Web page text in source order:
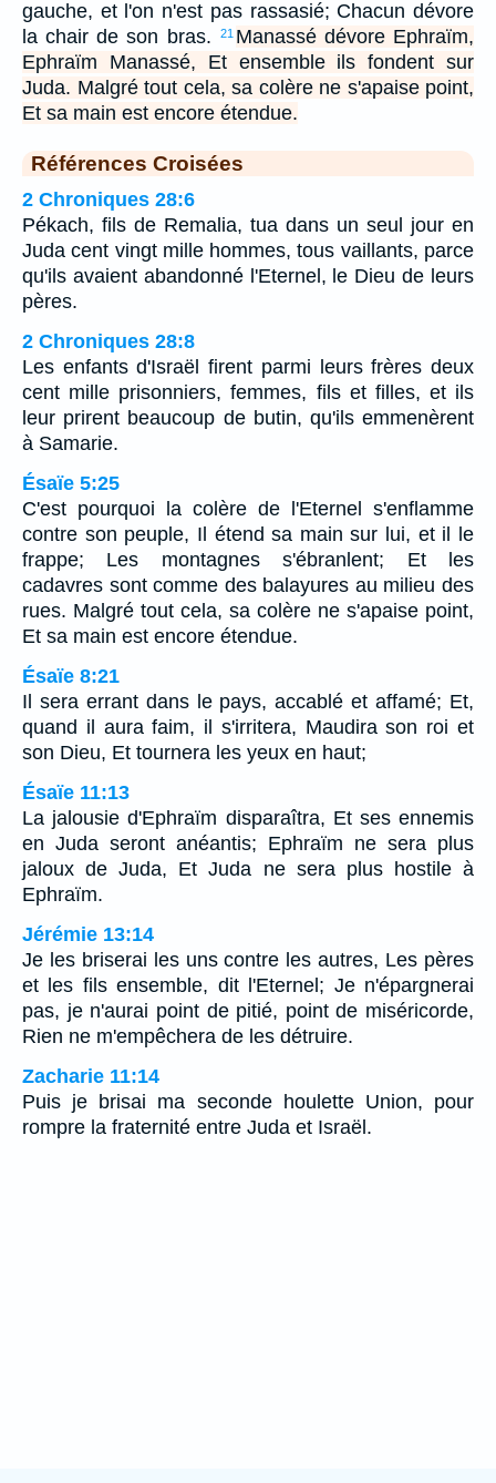
gauche, et l'on n'est pas rassasié; Chacun dévore
la chair de son bras.
21 Manassé dévore Ephraïm,
Ephraïm Manassé, Et ensemble ils fondent sur
Juda. Malgré tout cela, sa colère ne s'apaise point,
Et sa main est encore étendue.
Références Croisées
2 Chroniques 28:6
Pékach, fils de Remalia, tua dans un seul jour en
Juda cent vingt mille hommes, tous vaillants, parce
qu'ils avaient abandonné l'Eternel, le Dieu de leurs
pères.
2 Chroniques 28:8
Les enfants d'Israël firent parmi leurs frères deux
cent mille prisonniers, femmes, fils et filles, et ils
leur prirent beaucoup de butin, qu'ils emmenèrent
à Samarie.
Ésaïe 5:25
C'est pourquoi la colère de l'Eternel s'enflamme
contre son peuple, Il étend sa main sur lui, et il le
frappe; Les montagnes s'ébranlent; Et les
cadavres sont comme des balayures au milieu des
rues. Malgré tout cela, sa colère ne s'apaise point,
Et sa main est encore étendue.
Ésaïe 8:21
Il sera errant dans le pays, accablé et affamé; Et,
quand il aura faim, il s'irritera, Maudira son roi et
son Dieu, Et tournera les yeux en haut;
Ésaïe 11:13
La jalousie d'Ephraïm disparaîtra, Et ses ennemis
en Juda seront anéantis; Ephraïm ne sera plus
jaloux de Juda, Et Juda ne sera plus hostile à
Ephraïm.
Jérémie 13:14
Je les briserai les uns contre les autres, Les pères
et les fils ensemble, dit l'Eternel; Je n'épargnerai
pas, je n'aurai point de pitié, point de miséricorde,
Rien ne m'empêchera de les détruire.
Zacharie 11:14
Puis je brisai ma seconde houlette Union, pour
rompre la fraternité entre Juda et Israël.